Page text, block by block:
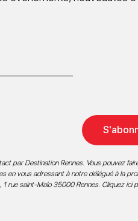
par Destination Rennes. Vous pouvez
en vous adressant à notre délégué à la
rue saint-Malo 35000 Rennes. Cliquez ici